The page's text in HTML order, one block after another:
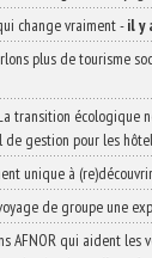
change vraiment-il y
plus de tourisme
transition écologique
gestion pour les
unique à
de groupe une
AFNOR qui aident les